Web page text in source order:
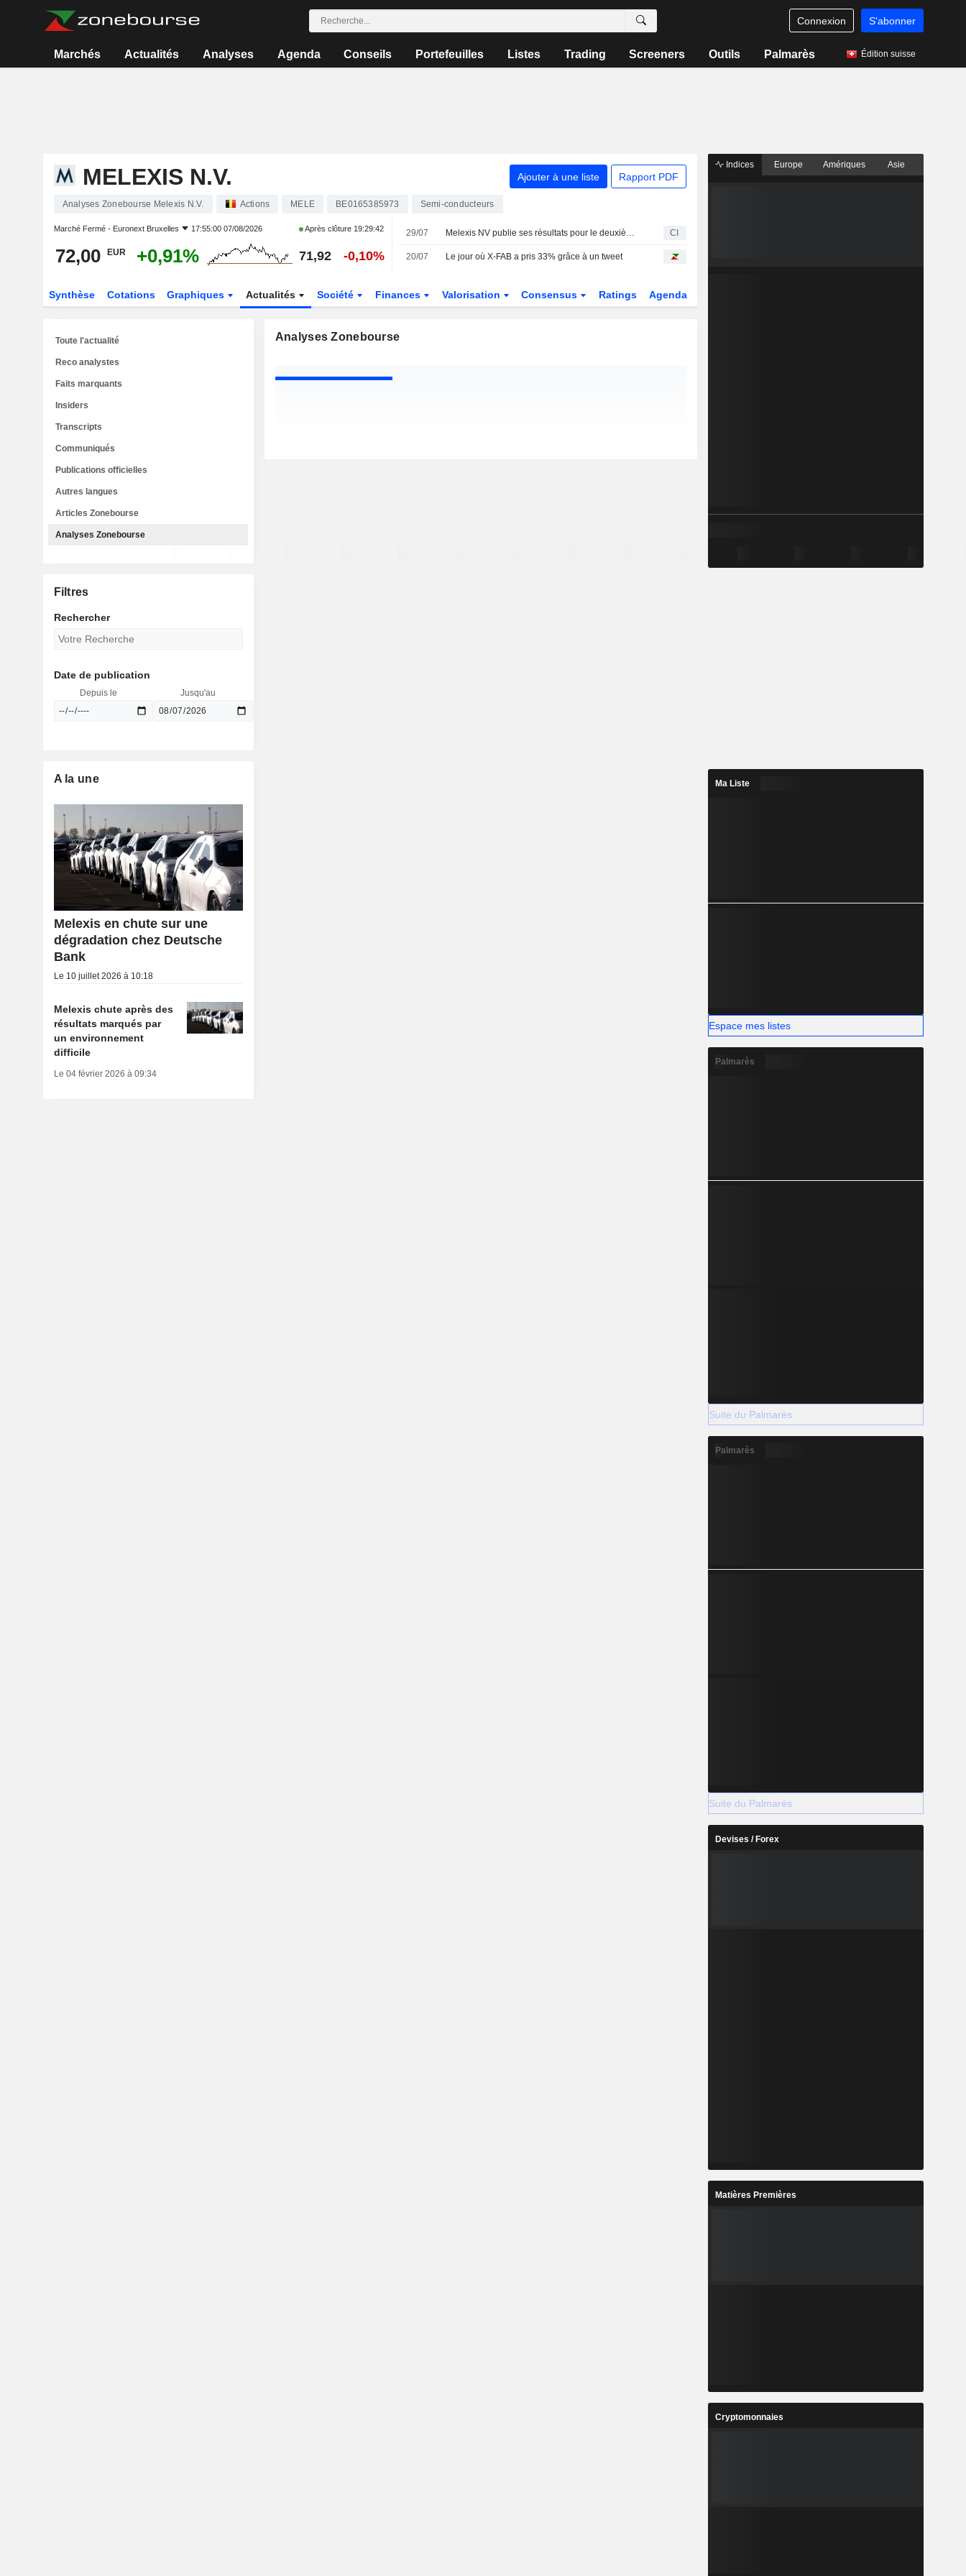
Connexion S'abonner
Marchés Actualités Analyses Agenda Conseils Portefeuilles Listes Trading Screeners Outils Palmarès Édition suisse
MELEXIS N.V. Ajouter à une liste Rapport PDF
Analyses Zonebourse Melexis N.V. Actions MELE BE0165385973 Semi-conducteurs
Marché Fermé - Euronext Bruxelles 17:55:00 07/08/2026 Après clôture 19:29:42
72,00 EUR +0,91% 71,92 -0,10%
29/07 Melexis NV publie ses résultats pour le deuxième trimestre et le premier semestre clos le 30 juin 2026 CI
20/07 Le jour où X-FAB a pris 33% grâce à un tweet
Synthèse Cotations Graphiques Actualités Société Finances Valorisation Consensus Ratings Agenda
Analyses Zonebourse
Toute l'actualité
Reco analystes
Faits marquants
Insiders
Transcripts
Communiqués
Publications officielles
Autres langues
Articles Zonebourse
Analyses Zonebourse
Filtres
Rechercher
Date de publication
Depuis le Jusqu'au
A la une
Melexis en chute sur une
dégradation chez Deutsche
Bank
Le 10 juillet 2026 à 10:18
Melexis chute après des
résultats marqués par
un environnement
difficile
Le 04 février 2026 à 09:34
Indices Europe Amériques Asie
Ma Liste
Espace mes listes
Palmarès
Suite du Palmarès
Palmarès
Suite du Palmarès
Devises / Forex
Matières Premières
Cryptomonnaies